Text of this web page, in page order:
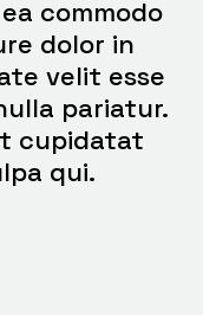
commodo
dolor in
velit esse
pariatur.
cupidatat
qui.